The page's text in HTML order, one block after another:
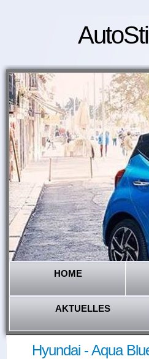
HOME
AKTUELLES
Hyundai - Aqua